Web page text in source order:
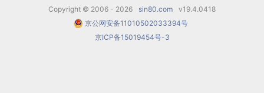
Copyright © 2006 - 2026
sin80.com
v19.4.0418
京公网安备11010502033394号
京ICP备15019454号-3